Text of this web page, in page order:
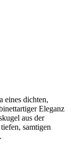
eines dichten,
Eleganz
aus der
samtigen